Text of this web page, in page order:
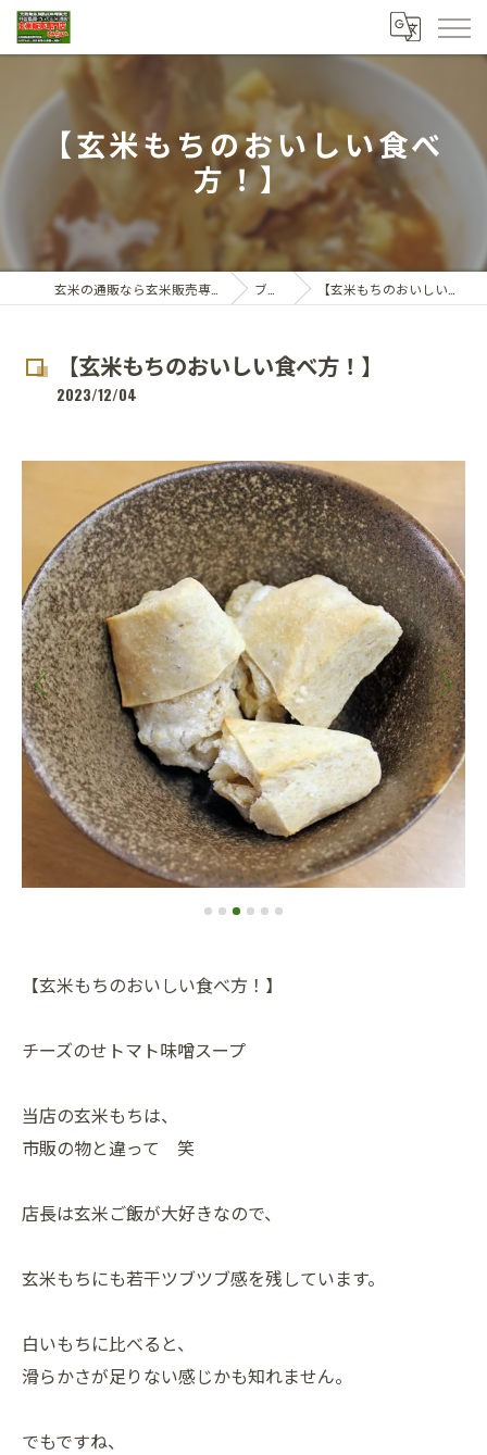
【玄米もちのおいしい食べ
方！】
ブログ 【玄米もちのおいしい食べ方！】
【玄米もちのおいしい食べ方！】
2023/12/04
【玄米もちのおいしい食べ方！】
チーズのせトマト味噌スープ
当店の玄米もちは、
市販の物と違って 笑
店長は玄米ご飯が大好きなので、
玄米もちにも若干ツブツブ感を残しています。
白いもちに比べると、
滑らかさが足りない感じかも知れません。
でもですね、